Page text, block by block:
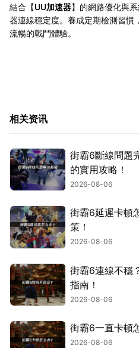
結合【UU加速器】的網路優化與
器連線穩定度。養成定期檢測習
流暢的戰鬥體驗。
相关资讯
街霸6斷線問題
的實用攻略！
2026-08-06
街霸6延遲卡頓
策！
2026-08-06
街霸6連線不穩
指南！
2026-08-06
街霸6一直卡頓
2026-08-06